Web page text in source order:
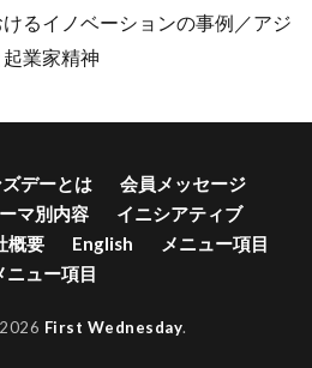
るイノベーションの事例／アジ
業家精神
デーとは
会員メッセージ
マ別内容
イニシアティブ
概要 English
メニュー項目
ニュー項目
First Wednesday.